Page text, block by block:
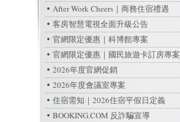
After Work Cheers｜商務住宿禮遇
客房智慧電視全面升級公告
官網限定優惠｜科博館專案
官網限定優惠｜國民旅遊卡訂房專案
2026年度官網促銷
2026年度會議室專案
住宿需知｜2026住宿平假日定義
BOOKING.COM 反詐騙宣導